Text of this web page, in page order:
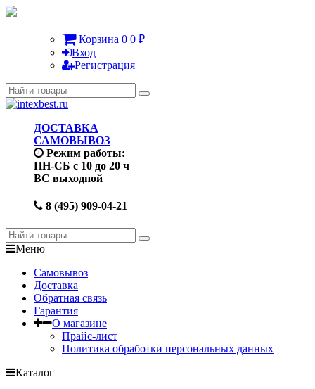
Корзина 0 0 ₽
Вход
Регистрация
ДОСТАВКА
САМОВЫВОЗ
Режим работы:
ПН-СБ с 10 до 20 ч
ВС выходной
8 (495) 909-04-21
Меню
Самовывоз
Доставка
Обратная связь
Гарантия
О магазине
Прайс-лист
Политика обработки персональных данных
Каталог